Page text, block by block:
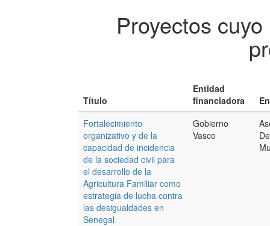
Proyectos
Título
Entidad
financiadora
Fortalecimiento
organizativo y de la
capacidad de incidencia
de la sociedad civil para
el desarrollo de la
Agricultura Familiar como
estrategia de lucha contra
las desigualdades en
Senegal
Gobierno
Vasco